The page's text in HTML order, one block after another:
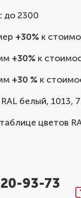
до 2300
+30% к
+30% к
+30 % к
RAL белый, 1013,
цветов
93-73